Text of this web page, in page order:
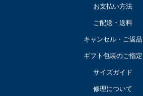
お支払い方法
ご配送・送料
キャンセル・ご返品
ギフト包装のご指定
サイズガイド
修理について